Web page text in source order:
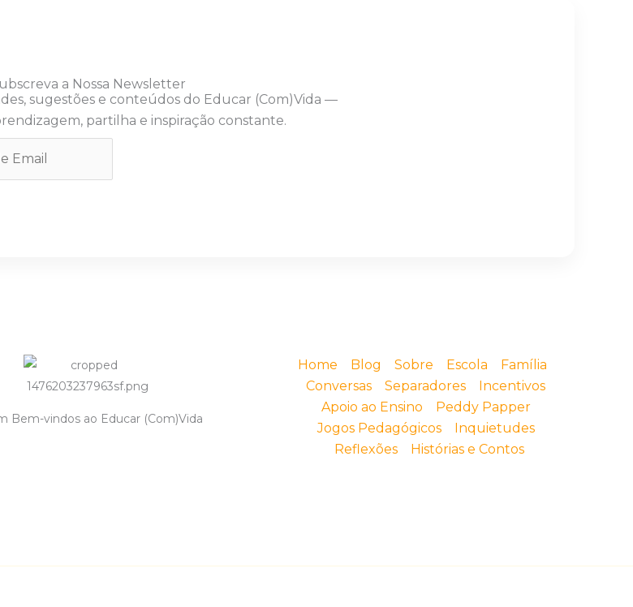
a Nossa Newsletter
sugestões e conteúdos do Educar (Com)Vida —
partilha e inspiração constante.
Bem-vindos ao Educar (Com)Vida
Home Blog Sobre Escola
Família
Conversas
Separadores
Incentivos
Apoio ao Ensino
Peddy Papper
Jogos Pedagógicos
Inquietudes
Reflexões
Histórias e Contos